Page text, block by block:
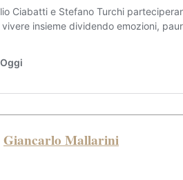
Giancarlo Mallarini